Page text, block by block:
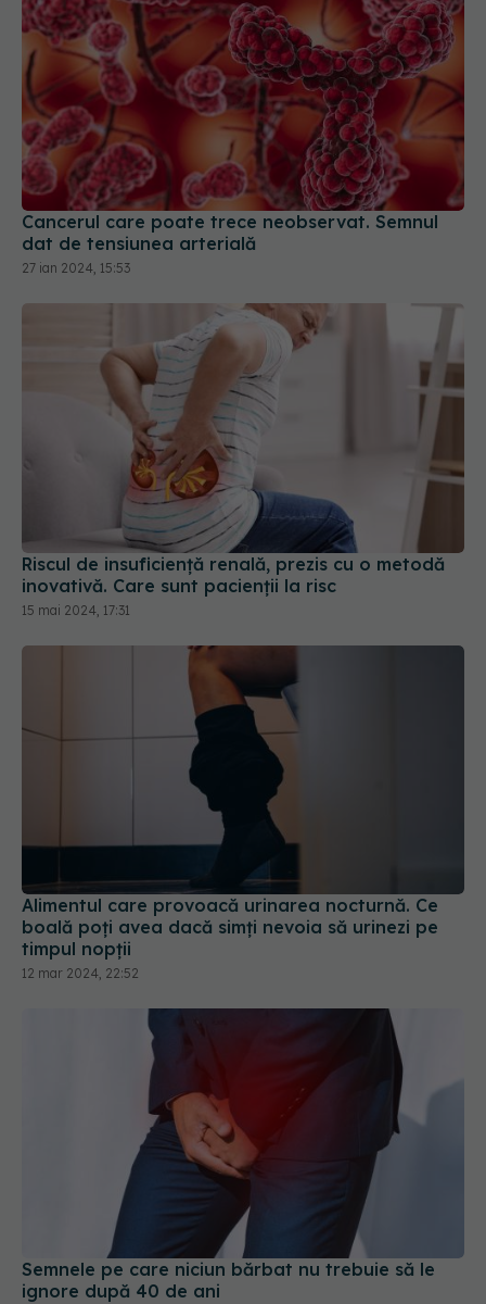
Cancerul care poate trece neobservat. Semnul
dat de tensiunea arterială
27 ian 2024, 15:53
Riscul de insuficiență renală, prezis cu o metodă
inovativă. Care sunt pacienții la risc
15 mai 2024, 17:31
Alimentul care provoacă urinarea nocturnă. Ce
boală poți avea dacă simți nevoia să urinezi pe
timpul nopții
12 mar 2024, 22:52
Semnele pe care niciun bărbat nu trebuie să le
ignore după 40 de ani